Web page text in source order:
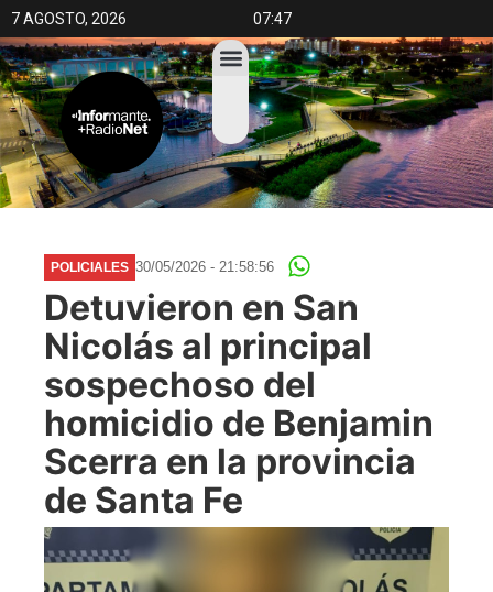
7 AGOSTO, 2026 07:47
POLICIALES 30/05/2026 - 21:58:56
Detuvieron en San
Nicolás al principal
sospechoso del
homicidio de Benjamin
Scerra en la provincia
de Santa Fe